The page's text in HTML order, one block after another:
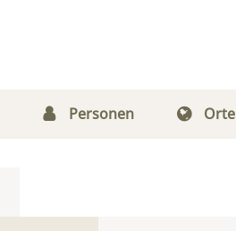
Personen Orte